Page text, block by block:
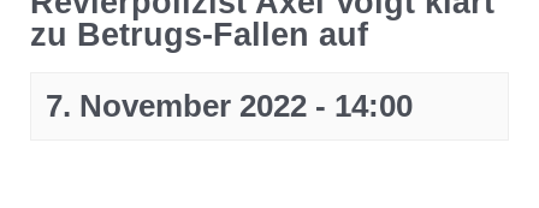
zu Betrugs-Fallen auf
7. November 2022 - 14:00